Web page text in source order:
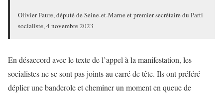
Olivier Faure, député de Seine-et-Marne et premier secrétaire du Parti
socialiste, 4 novembre 2023
En désaccord avec le texte de l’appel à la manifestation, les
socialistes ne se sont pas joints au carré de tête. Ils ont préféré
déplier une banderole et cheminer un moment en queue de